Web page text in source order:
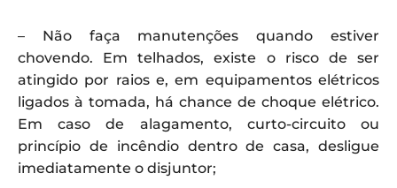
– Não faça manutenções quando estiver
chovendo. Em telhados, existe o risco de ser
atingido por raios e, em equipamentos elétricos
ligados à tomada, há chance de choque elétrico.
Em caso de alagamento, curto-circuito ou
princípio de incêndio dentro de casa, desligue
imediatamente o disjuntor;